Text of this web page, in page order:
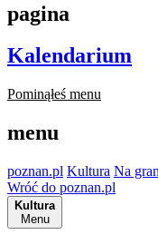
pagina
Kalendarium
Pominąłeś menu
menu
poznan.pl Kultura Na
Wróć do poznan.pl
Kultura
Menu